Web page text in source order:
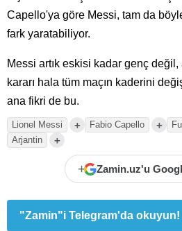
Capello'ya göre Messi, tam da
fark yaratabiliyor.
Messi artık eskisi kadar genç
kararı hala tüm maçın kaderini
ana fikri de bu.
Lionel Messi + Fabio Capello +
Arjantin +
+ Zamin.uz'u
"Zamin"i Telegram'da okuyun!